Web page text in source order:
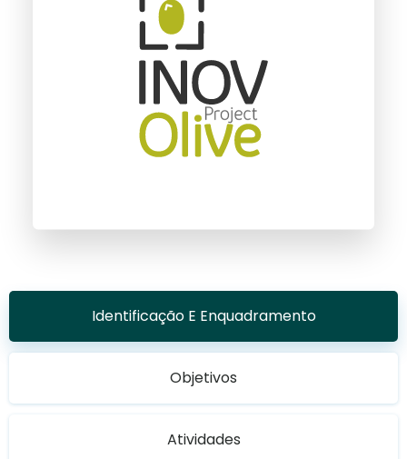
Identificação E Enquadramento
Objetivos
Atividades